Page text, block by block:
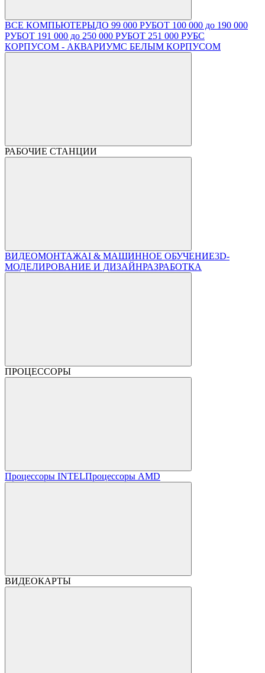
ВСЕ КОМПЬЮТЕРЫДО 99 000 РУБОТ 100 000 до 190 000
РУБОТ 191 000 до 250 000 РУБОТ 251 000 РУБС
КОРПУСОМ - АКВАРИУМС БЕЛЫМ КОРПУСОМ
РАБОЧИЕ СТАНЦИИ
ВИДЕОМОНТАЖAI & МАШИННОЕ ОБУЧЕНИЕ3D-
МОДЕЛИРОВАНИЕ И ДИЗАЙНРАЗРАБОТКА
ПРОЦЕССОРЫ
Процессоры INTELПроцессоры AMD
ВИДЕОКАРТЫ